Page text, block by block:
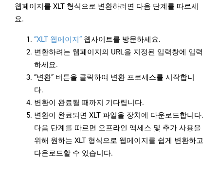
웹페이지를 XLT 형식으로 변환하려면 다음 단계를 따르세
요.
“XLT 웹페이지” 웹사이트를 방문하세요.
변환하려는 웹페이지의 URL을 지정된 입력창에 입력
하세요.
“변환” 버튼을 클릭하여 변환 프로세스를 시작합니
다.
변환이 완료될 때까지 기다립니다.
변환이 완료되면 XLT 파일을 장치에 다운로드합니다.
다음 단계를 따르면 오프라인 액세스 및 추가 사용을
위해 원하는 XLT 형식으로 웹페이지를 쉽게 변환하고
다운로드할 수 있습니다.